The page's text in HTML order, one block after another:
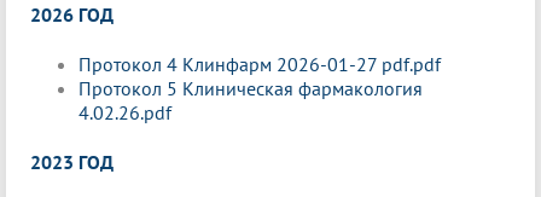
2026 ГОД
Протокол 4 Клинфарм 2026-01-27 pdf.pdf
Протокол 5 Клиническая фармакология
4.02.26.pdf
2023 ГОД